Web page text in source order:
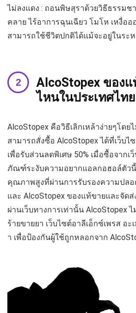
ไม่ลงแดง : ถอนพิษสุราด้วยวิธีธรรม
คลาย ไร้อาการฉุนเฉียว โมโห เหงื่อ
สามารถใช้ชีวิตปกติได้แม้จะอยู่ในระห
AlcoStopex ของ
ไหนในประเทศไท
AlcoStopex คือวิธีเลิกเหล้าง่ายๆโด
สามารถสั่งซื้อ AlcoStopex ได้ที่เว็บไ
เพื่อรับส่วนลดพิเศษ 50% เมื่อซื้อจากเ
ภัณฑ์ระงับความอยากแอลกอฮอล์ตัวนี้
คุณภาพสูงที่ผ่านการรับรองความปลอ
และ AlcoStopex ของแท้ขายและจัด
ผ่านเว็บทางการเท่านั้น AlcoStopex
ร้ายขายยา เว็บไซต์อาลีเอ็กซ์เพรส อ
า เพื่อป้องกันผู้ใช้ถูกหลอกจาก